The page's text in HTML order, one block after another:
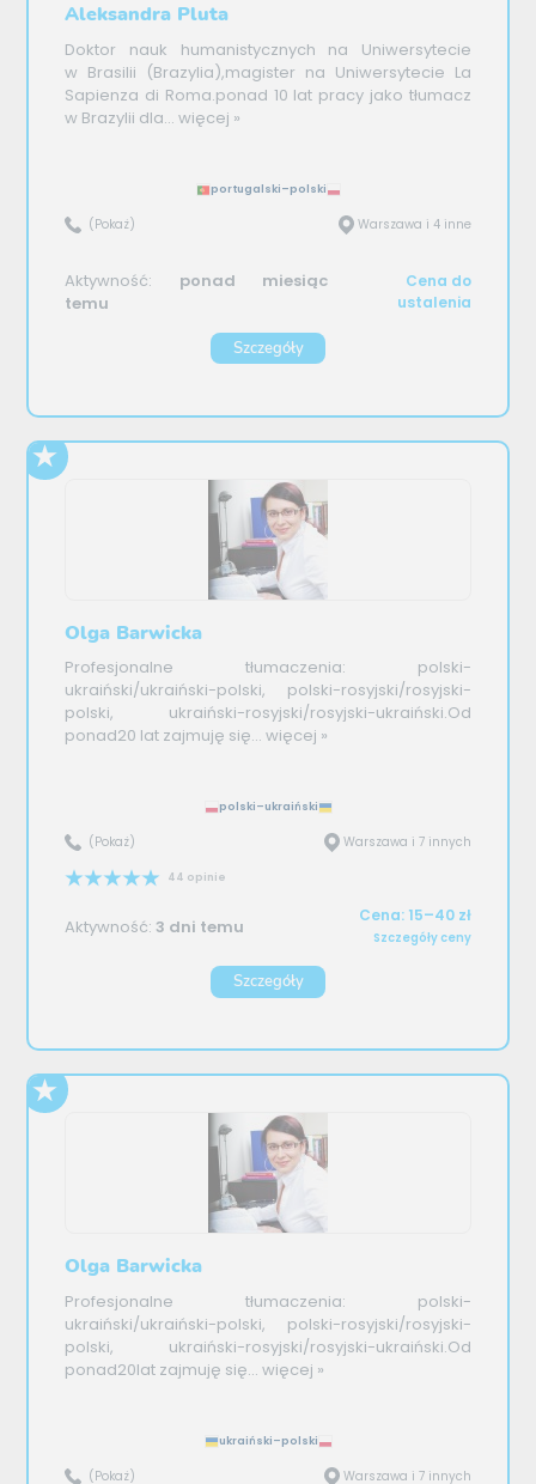
Aleksandra Pluta
Doktor nauk humanistycznych na Uniwersytecie
w Brasilii (Brazylia),magister na Uniwersytecie La
Sapienza di Roma.ponad 10 lat pracy jako tłumacz
w Brazylii dla... więcej »
portugalski–polski
(Pokaż) Warszawa i 4 inne
Aktywność: ponad miesiąc
temu
Cena do
ustalenia
Szczegóły
Olga Barwicka
Profesjonalne tłumaczenia: polski-
ukraiński/ukraiński-polski, polski-rosyjski/rosyjski-
polski, ukraiński-rosyjski/rosyjski-ukraiński.Od
ponad20 lat zajmuję się... więcej »
polski–ukraiński
(Pokaż) Warszawa i 7 innych
44 opinie
Aktywność: 3 dni temu Cena: 15–40 zł
Szczegóły ceny
Szczegóły
Olga Barwicka
Profesjonalne tłumaczenia: polski-
ukraiński/ukraiński-polski, polski-rosyjski/rosyjski-
polski, ukraiński-rosyjski/rosyjski-ukraiński.Od
ponad20lat zajmuję się... więcej »
ukraiński–polski
(Pokaż) Warszawa i 7 innych